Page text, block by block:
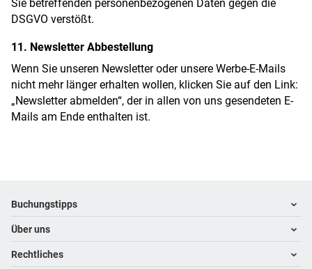
DSGVO verstößt.
11. Newsletter Abbestellung
Wenn Sie unseren Newsletter oder unsere Werbe-E-Mails
nicht mehr länger erhalten wollen, klicken Sie auf den Link:
„Newsletter abmelden“, der in allen von uns gesendeten E-
Mails am Ende enthalten ist.
Footer navigation
Buchungstipps
Warum im Reisebüro buchen
Hoteltipps
Über uns
Kontakt
Rechtliches